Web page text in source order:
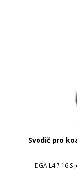
Svodič pro
DGA L4 7 16